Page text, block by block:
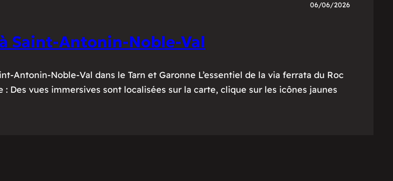
06/06/2026
Saint-Antonin-Noble-Val
Antonin-Noble-Val dans le Tarn et Garonne L’essentiel de la via ferrata du Roc
Des vues immersives sont localisées sur la carte, clique sur les icônes jaunes